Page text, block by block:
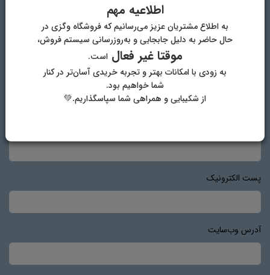
پست الکترونیک
آدرس وب‌سایت
اطلاعیه مهم
به اطلاع مشتریان عزیز می‌رسانیم که فروشگاه وگزی در
حال حاضر به دلیل جابجایی و به‌روزرسانی سیستم فروش،
موقتا غیر فعالاست.
به زودی با امکانات بهتر و تجربه خریدی آسان‌تر در کنار
شما خواهیم بود.
از شکیبایی و همراهی شما سپاسگذاریم.💚